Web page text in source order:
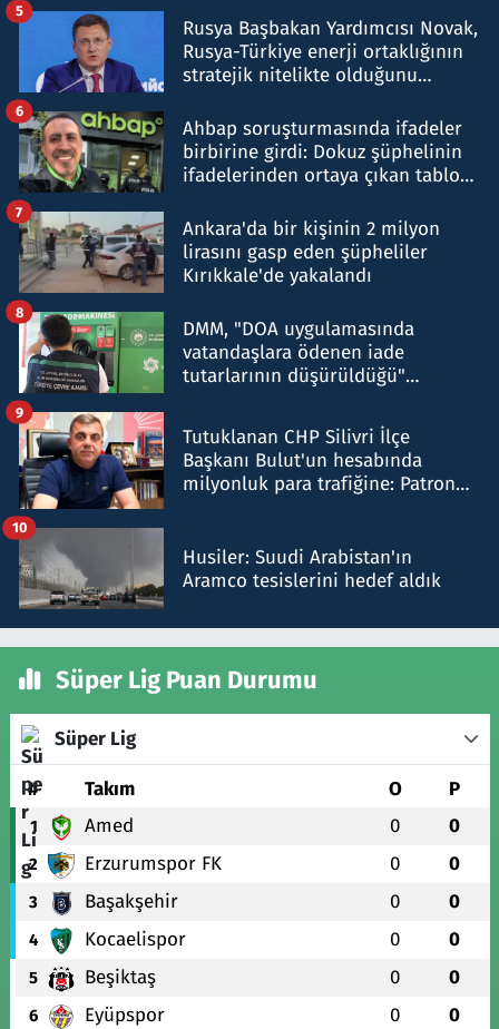
Rusya Başbakan Yardımcısı Novak,
Rusya-Türkiye enerji ortaklığının
stratejik nitelikte olduğunu
5
Ahbap soruşturmasında ifadeler
birbirine girdi: Dokuz şüphelinin
ifadelerinden ortaya çıkan tablo
6
Ankara'da bir kişinin 2 milyon
lirasını gasp eden şüpheliler
Kırıkkale'de yakalandı
7
DMM, "DOA uygulamasında
vatandaşlara ödenen iade
tutarlarının düşürüldüğü"
8
Tutuklanan CHP Silivri İlçe
Başkanı Bulut'un hesabında
milyonluk para trafiğine: Patron
9
Husiler: Suudi Arabistan'ın
Aramco tesislerini hedef aldık
10
Süper Lig Puan Durumu
Süper Lig
# Takım O P
1 Amed 0 0
2 Erzurumspor FK 0 0
3 Başakşehir 0 0
4 Kocaelispor 0 0
5 Beşiktaş 0 0
6 Eyüpspor 0 0